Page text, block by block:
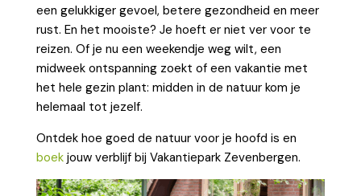
een gelukkiger gevoel, betere gezondheid en meer
rust. En het mooiste? Je hoeft er niet ver voor te
reizen. Of je nu een weekendje weg wilt, een
midweek ontspanning zoekt of een vakantie met
het hele gezin plant: midden in de natuur kom je
helemaal tot jezelf.
Ontdek hoe goed de natuur voor je hoofd is en
boekjouw verblijf bij Vakantiepark Zevenbergen.